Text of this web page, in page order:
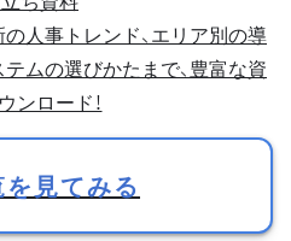
人事トレンド、エリア別の導
ムの選びかたまで、豊富な資
ンロード！
見てみる